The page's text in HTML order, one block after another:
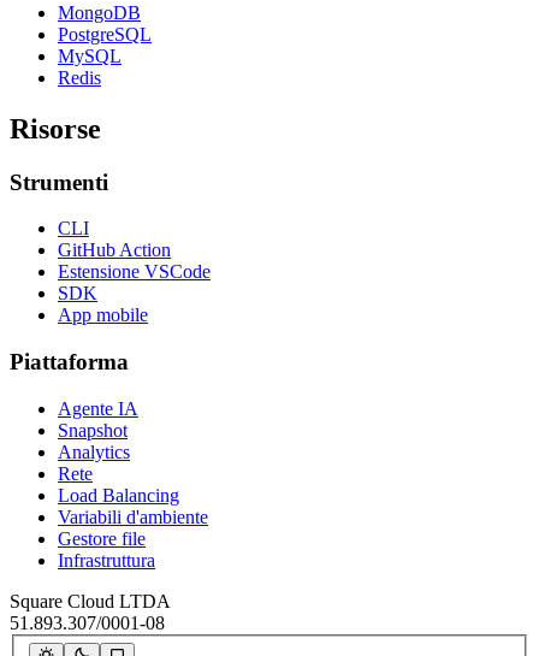
MongoDB
PostgreSQL
MySQL
Redis
Risorse
Strumenti
CLI
GitHub Action
Estensione VSCode
SDK
App mobile
Piattaforma
Agente IA
Snapshot
Analytics
Rete
Load Balancing
Variabili d'ambiente
Gestore file
Infrastruttura
Square Cloud LTDA
51.893.307/0001-08